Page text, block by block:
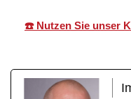
☎️ Nutzen Sie unser